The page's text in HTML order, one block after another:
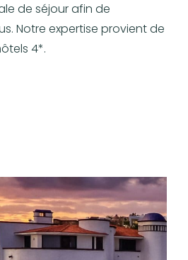
de séjour afin de
Notre expertise provient de
4*.